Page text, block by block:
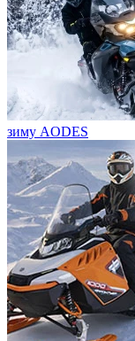
зиму AODES